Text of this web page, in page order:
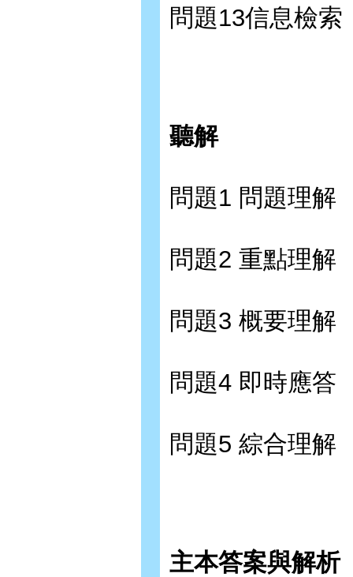
問題13信息檢索
聽解
問題1 問題理解
問題2 重點理解
問題3 概要理解
問題4 即時應答
問題5 綜合理解
主本答案與解析